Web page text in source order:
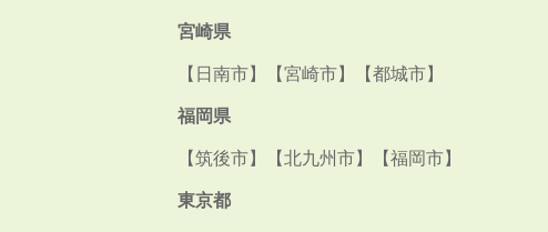
宮崎県
【日南市】【宮崎市】【都城市】
福岡県
【筑後市】【北九州市】【福岡市】
東京都